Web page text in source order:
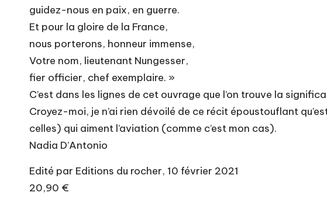
guidez-nous en paix, en guerre.
Et pour la gloire de la France,
nous porterons, honneur immense,
Votre nom, lieutenant Nungesser,
fier officier, chef exemplaire. »
C’est dans les lignes de cet ouvrage que l’on trouve la
Croyez-moi, je n’ai rien dévoilé de ce récit époustouflant
celles) qui aiment l’aviation (comme c’est mon cas).
Nadia D’Antonio
Edité par Editions du rocher, 10 février 2021
20,90 €